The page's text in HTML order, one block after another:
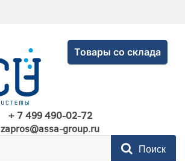
Товары со склада
+ 7 499 490-02-72
zapros@assa-group.ru
Поиск